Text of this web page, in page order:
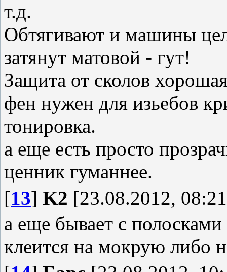
т.д.
Обтягивают и машины
затянут матовой - гут!
Защита от сколов
фен нужен для изьебов
тонировка.
а еще есть просто
ценник гуманнее.
[13] K2 [23.08.2012,
а еще бывает с полосками
клеится на мокрую либо